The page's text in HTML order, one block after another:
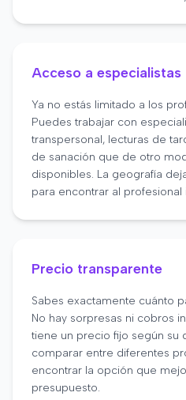
Acceso a especialistas
Ya no estás limitado a los
Puedes trabajar con
transpersonal, lecturas de
de sanación que de otro
disponibles. La geografía
para encontrar al profesional
Precio transparente
Sabes exactamente cuánto
No hay sorpresas ni cobros
tiene un precio fijo según su
comparar entre diferentes
encontrar la opción que
presupuesto.